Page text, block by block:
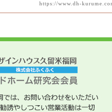
https://www.dh-